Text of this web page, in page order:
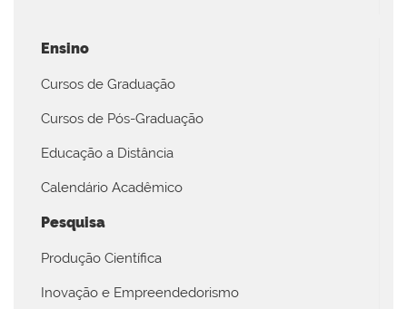
Ensino
Cursos de Graduação
Cursos de Pós-Graduação
Educação a Distância
Calendário Acadêmico
Pesquisa
Produção Científica
Inovação e Empreendedorismo